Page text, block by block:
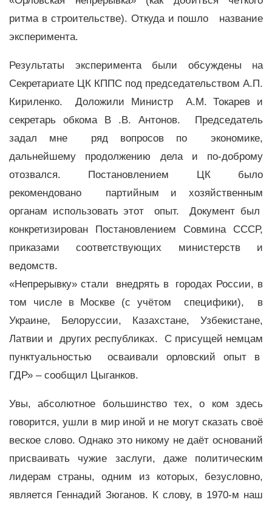
ритма в строительстве). Откуда и пошло название
эксперимента.
Результаты эксперимента были обсуждены на
Секретариате ЦК КППС под председательством А.П.
Кириленко. Доложили Министр А.М. Токарев и
секретарь обкома В .В. Антонов. Председатель
задал мне ряд вопросов по экономике,
дальнейшему продолжению дела и по-доброму
отозвался. Постановлением ЦК было
рекомендовано партийным и хозяйственным
органам использовать этот опыт. Документ был
конкретизирован Постановлением Совмина СССР,
приказами соответствующих министерств и
ведомств.
«Непрерывку» стали внедрять в городах России, в
том числе в Москве (с учётом специфики), в
Украине, Белоруссии, Казахстане, Узбекистане,
Латвии и других республиках. С присущей немцам
пунктуальностью осваивали орловский опыт в
ГДР» – сообщил Цыганков.
Увы, абсолютное большинство тех, о ком здесь
говорится, ушли в мир иной и не могут сказать своё
веское слово. Однако это никому не даёт оснований
присваивать чужие заслуги, даже политическим
лидерам страны, одним из которых, безусловно,
является Геннадий Зюганов. К слову, в 1970-м наш